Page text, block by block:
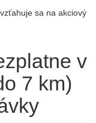
sa na akciový
v
7 km)